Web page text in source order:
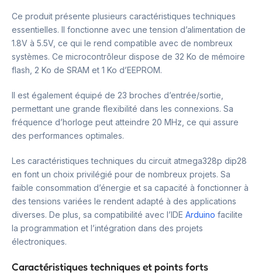
Ce produit présente plusieurs caractéristiques techniques
essentielles. Il fonctionne avec une tension d’alimentation de
1.8V à 5.5V, ce qui le rend compatible avec de nombreux
systèmes. Ce microcontrôleur dispose de 32 Ko de mémoire
flash, 2 Ko de SRAM et 1 Ko d’EEPROM.
Il est également équipé de 23 broches d’entrée/sortie,
permettant une grande flexibilité dans les connexions. Sa
fréquence d’horloge peut atteindre 20 MHz, ce qui assure
des performances optimales.
Les caractéristiques techniques du circuit atmega328p dip28
en font un choix privilégié pour de nombreux projets. Sa
faible consommation d’énergie et sa capacité à fonctionner à
des tensions variées le rendent adapté à des applications
diverses. De plus, sa compatibilité avec l’IDE Arduino facilite
la programmation et l’intégration dans des projets
électroniques.
Caractéristiques techniques et points forts